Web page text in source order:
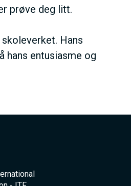
prøve deg litt.
Hans
hans entusiasme og